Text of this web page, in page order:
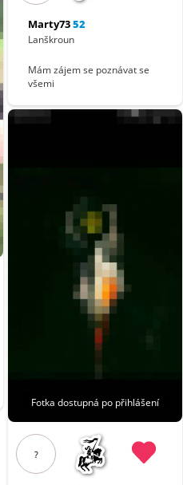
Marty7352
Lanškroun
Mám zájem se poznávat se
všemi
Fotka dostupná po přihlášení
?